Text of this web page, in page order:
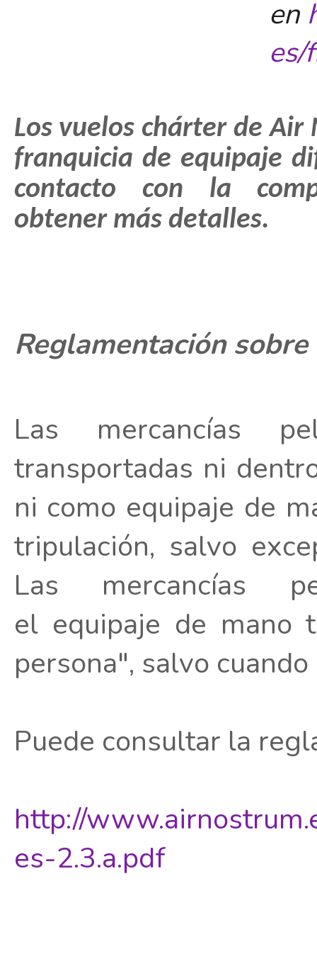
en
es/
Los vuelos chárter de
franquicia de equipaje
contacto con la
obtener más detalles.
Reglamentación
Las mercancías
transportadas ni
ni como equipaje de
tripulación, salvo
Las mercancías
el equipaje de mano
persona", salvo
Puede consultar la
http://
es-2.3.a.pdf